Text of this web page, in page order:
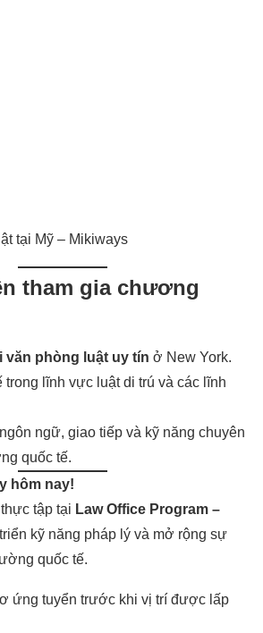
tại Mỹ – Mikiways
tham gia chương
văn phòng luật uy tín ở New York.
trong lĩnh vực luật di trú và các lĩnh
ngữ, giao tiếp và kỹ năng chuyên
quốc tế.
hôm nay!
tập tại Law Office Program –
kỹ năng pháp lý và mở rộng sự
quốc tế.
ứng tuyển trước khi vị trí được lấp